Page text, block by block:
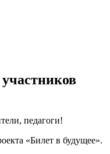
педагоги!
«Билет в будущее».